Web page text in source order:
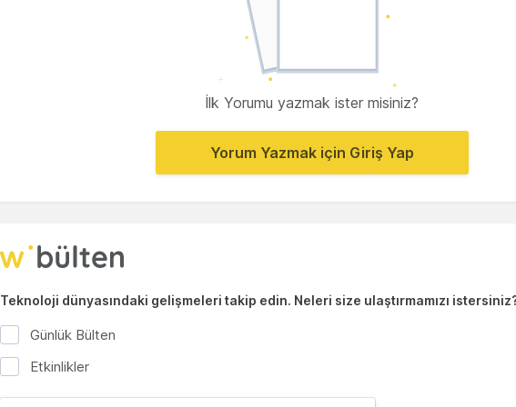
İlk Yorumu yazmak ister misiniz?
Yorum Yazmak için Giriş Yap
Teknoloji dünyasındaki gelişmeleri takip edin. Neleri size ulaştırmamızı
Günlük Bülten
Etkinlikler